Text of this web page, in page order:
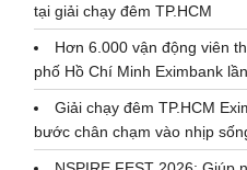
tại giải chạy đêm TP.HCM
Hơn 6.000 vận động viên
phố Hồ Chí Minh Eximbank
Giải chạy đêm TP.HCM
bước chân chạm vào nhịp